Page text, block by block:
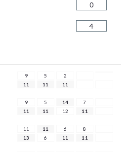
0
4
9 5
2
11 11 11
9 5 14
7
11 11 12 11
11 11 6
8
13 6 11 11